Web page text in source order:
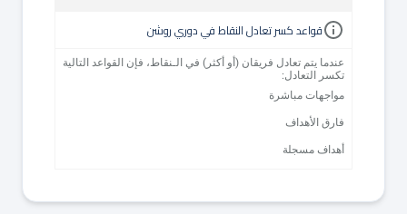
قواعد كسر تعادل النقاط في دوري روشن
عندما يتم تعادل فريقان (أو أكثر) في الـنقاط، فإن القواعد التالية
تكسر التعادل:
مواجهات مباشرة
فارق الأهداف
أهداف مسجلة